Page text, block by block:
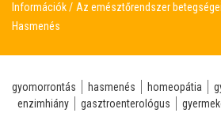
Információk Az emésztőrendszer betegségei
Hasmenés
gyomorrontás hasmenés homeopátia
enzimhiány
gasztroenterológus